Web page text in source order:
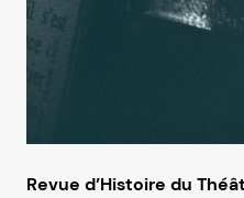
Revue d’Histoire du